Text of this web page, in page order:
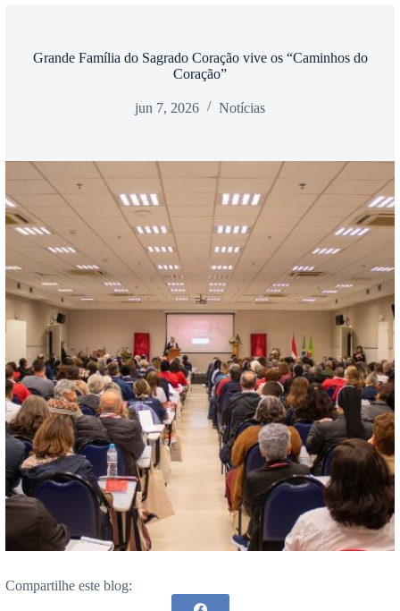
Grande Família do Sagrado Coração vive os “Caminhos do
Coração”
jun 7, 2026 Notícias
Compartilhe este blog: